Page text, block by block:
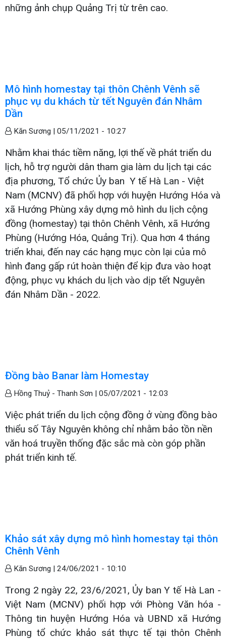
những ảnh chụp Quảng Trị từ trên cao.
Mô hình homestay tại thôn Chênh Vênh sẽ
phục vụ du khách từ tết Nguyên đán Nhâm
Dần
Kăn Sương | 05/11/2021 - 10:27
Nhằm khai thác tiềm năng, lợi thế về phát triển du
lịch, hỗ trợ người dân tham gia làm du lịch tại các
địa phương, Tổ chức Ủy ban Y tế Hà Lan - Việt
Nam (MCNV) đã phối hợp với huyện Hướng Hóa và
xã Hướng Phùng xây dựng mô hình du lịch cộng
đồng (homestay) tại thôn Chênh Vênh, xã Hướng
Phùng (Hướng Hóa, Quảng Trị). Qua hơn 4 tháng
triển khai, đến nay các hạng mục còn lại của mô
hình đang gấp rút hoàn thiện để kịp đưa vào hoạt
động, phục vụ khách du lịch vào dịp tết Nguyên
đán Nhâm Dần - 2022.
Đồng bào Banar làm Homestay
Hồng Thuỷ - Thanh Sơn | 05/07/2021 - 12:03
Việc phát triển du lịch cộng đồng ở vùng đồng bào
thiểu số Tây Nguyên không chỉ nhằm bảo tồn nền
văn hoá truyền thống đặc sắc mà còn góp phần
phát triển kinh tế.
Khảo sát xây dựng mô hình homestay tại thôn
Chênh Vênh
Kăn Sương | 24/06/2021 - 10:10
Trong 2 ngày 22, 23/6/2021, Ủy ban Y tế Hà Lan -
Việt Nam (MCNV) phối hợp với Phòng Văn hóa -
Thông tin huyện Hướng Hóa và UBND xã Hướng
Phùng tổ chức khảo sát thực tế tại thôn Chênh